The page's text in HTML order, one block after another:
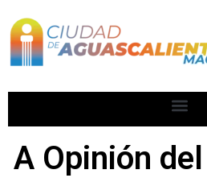
A Opinión